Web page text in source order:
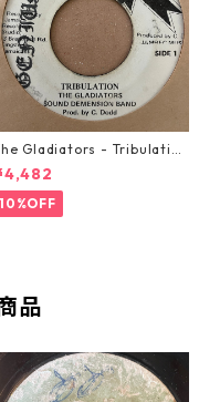
Gladiators - Tribulation
7-21365】
10%OFF
品